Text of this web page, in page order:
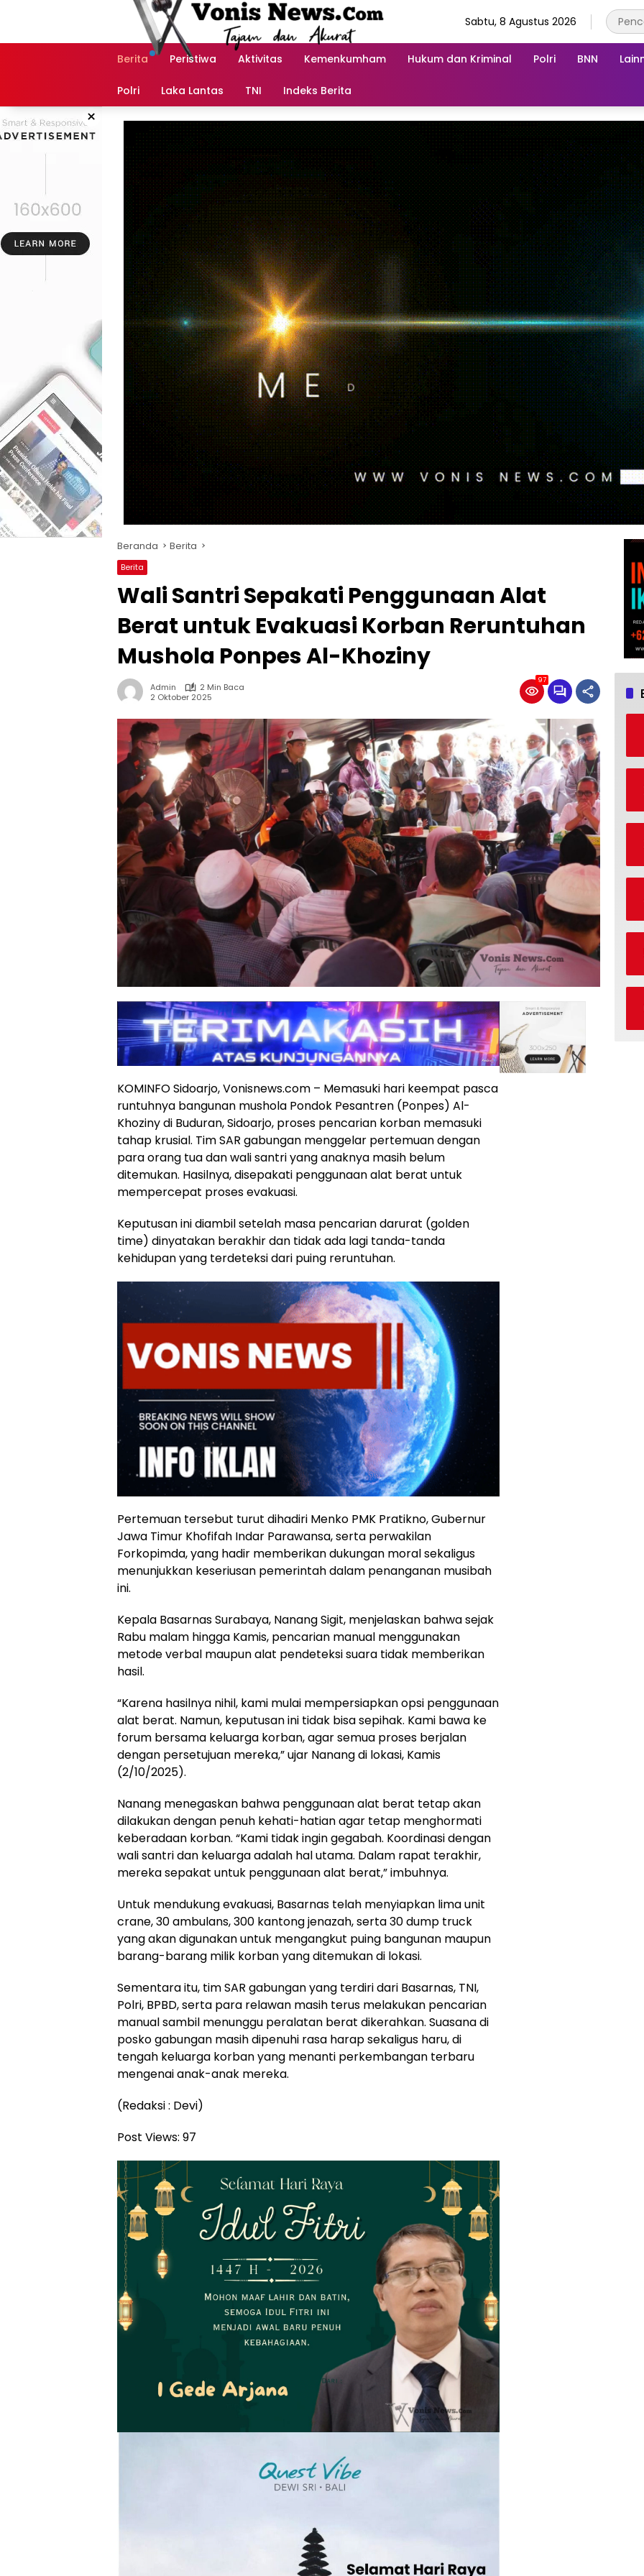
Sabtu, 8 Agustus 2026
Berita Peristiwa Aktivitas Kemenkumham Hukum dan Kriminal Polri BNN
Polri Laka Lantas TNI Indeks Berita
×
Beranda Berita
Berita
Wali Santri Sepakati Penggunaan Alat
Berat untuk Evakuasi Korban Reruntuhan
Mushola Ponpes Al-Khoziny
Admin
2 Min Baca
2 Oktober 2025
97
KOMINFO Sidoarjo, Vonisnews.com – Memasuki hari keempat pasca
runtuhnya bangunan mushola Pondok Pesantren (Ponpes) Al-
Khoziny di Buduran, Sidoarjo, proses pencarian korban memasuki
tahap krusial. Tim SAR gabungan menggelar pertemuan dengan
para orang tua dan wali santri yang anaknya masih belum
ditemukan. Hasilnya, disepakati penggunaan alat berat untuk
mempercepat proses evakuasi.
Keputusan ini diambil setelah masa pencarian darurat (golden
time) dinyatakan berakhir dan tidak ada lagi tanda-tanda
kehidupan yang terdeteksi dari puing reruntuhan.
Pertemuan tersebut turut dihadiri Menko PMK Pratikno, Gubernur
Jawa Timur Khofifah Indar Parawansa, serta perwakilan
Forkopimda, yang hadir memberikan dukungan moral sekaligus
menunjukkan keseriusan pemerintah dalam penanganan musibah
ini.
Kepala Basarnas Surabaya, Nanang Sigit, menjelaskan bahwa sejak
Rabu malam hingga Kamis, pencarian manual menggunakan
metode verbal maupun alat pendeteksi suara tidak memberikan
hasil.
“Karena hasilnya nihil, kami mulai mempersiapkan opsi penggunaan
alat berat. Namun, keputusan ini tidak bisa sepihak. Kami bawa ke
forum bersama keluarga korban, agar semua proses berjalan
dengan persetujuan mereka,” ujar Nanang di lokasi, Kamis
(2/10/2025).
Nanang menegaskan bahwa penggunaan alat berat tetap akan
dilakukan dengan penuh kehati-hatian agar tetap menghormati
keberadaan korban. “Kami tidak ingin gegabah. Koordinasi dengan
wali santri dan keluarga adalah hal utama. Dalam rapat terakhir,
mereka sepakat untuk penggunaan alat berat,” imbuhnya.
Untuk mendukung evakuasi, Basarnas telah menyiapkan lima unit
crane, 30 ambulans, 300 kantong jenazah, serta 30 dump truck
yang akan digunakan untuk mengangkut puing bangunan maupun
barang-barang milik korban yang ditemukan di lokasi.
Sementara itu, tim SAR gabungan yang terdiri dari Basarnas, TNI,
Polri, BPBD, serta para relawan masih terus melakukan pencarian
manual sambil menunggu peralatan berat dikerahkan. Suasana di
posko gabungan masih dipenuhi rasa harap sekaligus haru, di
tengah keluarga korban yang menanti perkembangan terbaru
mengenai anak-anak mereka.
(Redaksi : Devi)
Post Views: 97